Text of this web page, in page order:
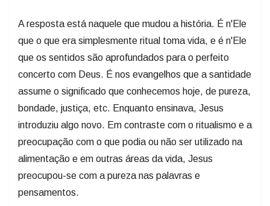
A resposta está naquele que mudou a história. É n'Ele
que o que era simplesmente ritual toma vida, e é n'Ele
que os sentidos são aprofundados para o perfeito
concerto com Deus. É nos evangelhos que a santidade
assume o significado que conhecemos hoje, de pureza,
bondade, justiça, etc. Enquanto ensinava, Jesus
introduziu algo novo. Em contraste com o ritualismo e a
preocupação com o que podia ou não ser utilizado na
alimentação e em outras áreas da vida, Jesus
preocupou-se com a pureza nas palavras e
pensamentos.